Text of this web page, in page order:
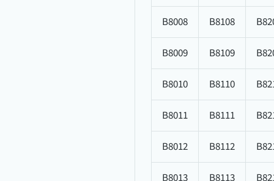
B8008 B8108
B8009 B8109
B8010 B8110
B8011 B8111
B8012 B8112
B8013 B8113